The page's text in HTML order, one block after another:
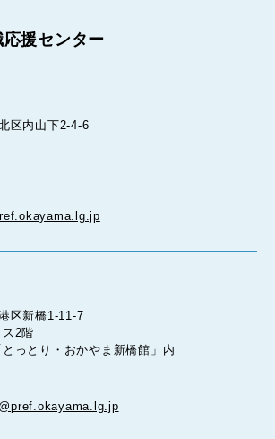
援センター
区内山下2-4-6
区新橋1-11-7
2階
っとり・おかやま新橋館」内